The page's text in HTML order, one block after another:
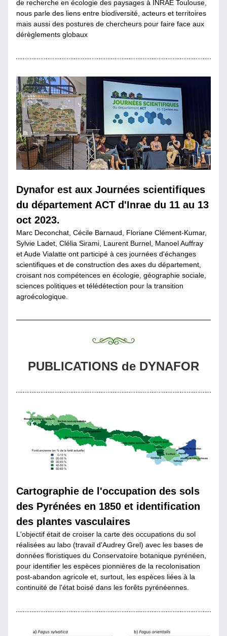
de recherche en écologie des paysages à INRAE Toulouse,
nous parle des liens entre biodiversité, acteurs et territoires
mais aussi des postures de chercheurs pour faire face aux
dérèglements globaux
Dynafor est aux Journées scientifiques
du département ACT d'Inrae du 11 au 13
oct 2023.
Marc Deconchat, Cécile Barnaud, Floriane Clément-Kumar,
Sylvie Ladet, Clélia Sirami, Laurent Burnel, Manoel Auffray
et Aude Vialatte ont participé à ces journées d'échanges
scientifiques et de construction des axes du département,
croisant nos compétences en écologie, géographie sociale,
sciences politiques et télédétection pour la transition
agroécologique.
PUBLICATIONS de DYNAFOR
Cartographie de l'occupation des sols
des Pyrénées en 1850 et identification
des plantes vasculaires
L'objectif était de croiser la carte des occupations du sol
réalisées au labo (travail d'Audrey Grel) avec les bases de
données floristiques du Conservatoire botanique pyrénéen,
pour identifier les espèces pionnières de la recolonisation
post-abandon agricole et, surtout, les espèces liées à la
continuité de l'état boisé dans les forêts pyrénéennes.